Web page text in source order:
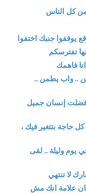
كل الناس
جنبك اختفوا
تفترسكم
فاهمك
.. واب يطمن ..
فضلت إنسان جميل
حاجة بتتغير فيك ،
يوم وليلة .. لقى
لا تنتهي
علامة انك مش